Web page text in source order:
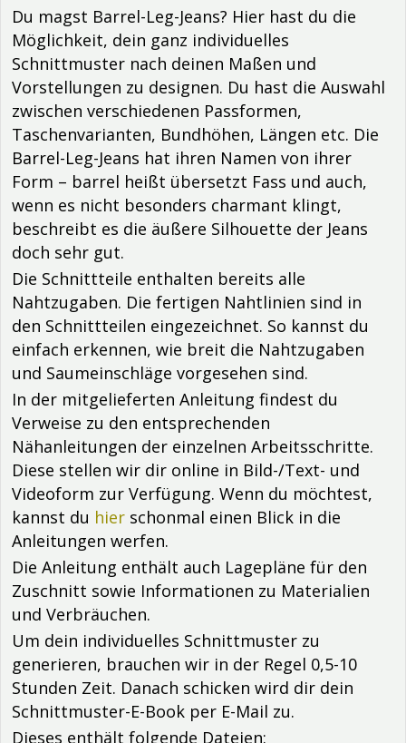
Du magst Barrel-Leg-Jeans? Hier hast du die
Möglichkeit, dein ganz individuelles
Schnittmuster nach deinen Maßen und
Vorstellungen zu designen. Du hast die Auswahl
zwischen verschiedenen Passformen,
Taschenvarianten, Bundhöhen, Längen etc. Die
Barrel-Leg-Jeans hat ihren Namen von ihrer
Form – barrel heißt übersetzt Fass und auch,
wenn es nicht besonders charmant klingt,
beschreibt es die äußere Silhouette der Jeans
doch sehr gut.
Die Schnittteile enthalten bereits alle
Nahtzugaben. Die fertigen Nahtlinien sind in
den Schnittteilen eingezeichnet. So kannst du
einfach erkennen, wie breit die Nahtzugaben
und Saumeinschläge vorgesehen sind.
In der mitgelieferten Anleitung findest du
Verweise zu den entsprechenden
Nähanleitungen der einzelnen Arbeitsschritte.
Diese stellen wir dir online in Bild-/Text- und
Videoform zur Verfügung. Wenn du möchtest,
kannst du hier schonmal einen Blick in die
Anleitungen werfen.
Die Anleitung enthält auch Lagepläne für den
Zuschnitt sowie Informationen zu Materialien
und Verbräuchen.
Um dein individuelles Schnittmuster zu
generieren, brauchen wir in der Regel 0,5-10
Stunden Zeit. Danach schicken wird dir dein
Schnittmuster-E-Book per E-Mail zu.
Dieses enthält folgende Dateien: